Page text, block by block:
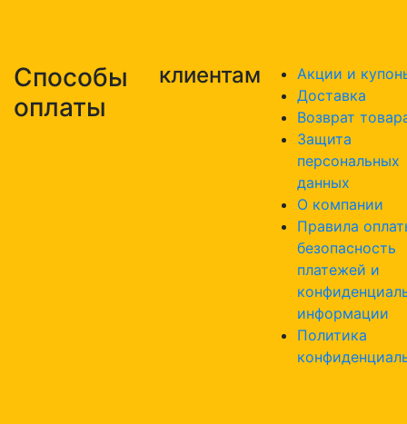
Способы
оплаты
клиентам
Акции и
Доставка
Возврат
Защита
персональных
данных
О компании
Правила
безопасность
платежей и
информации
Политика